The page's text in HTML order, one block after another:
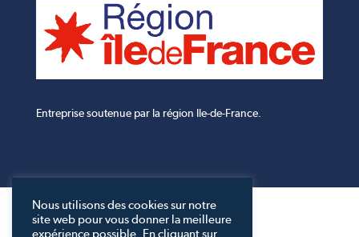
Entreprise soutenue par la région Ile-de-France.
Nous utilisons des cookies sur notre
site web pour vous donner la meilleure
expérience possible. En cliquant sur